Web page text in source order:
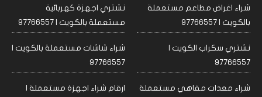
شراء اغراض مطاعم مستعملة
بالكويت | 97766557
نشتري اجهزة كهربائية
مستعملة بالكويت | 97766557
نشتري سكراب الكويت |
97766557
شراء شاشات مستعملة بالكويت |
97766557
شراء معدات مقاهي مستعملة
ارقام شراء اجهزة مستعملة |